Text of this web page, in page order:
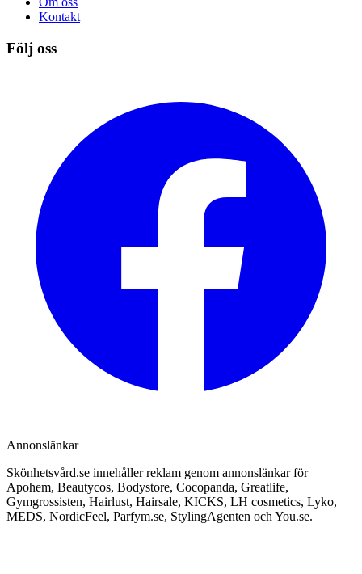
Kontakt
Följ oss
Annonslänkar
Skönhetsvård.se innehåller reklam genom annonslänkar för
Apohem, Beautycos, Bodystore, Cocopanda, Greatlife,
Gymgrossisten, Hairlust, Hairsale, KICKS, LH cosmetics, Lyko,
MEDS, NordicFeel, Parfym.se, StylingAgenten och You.se.